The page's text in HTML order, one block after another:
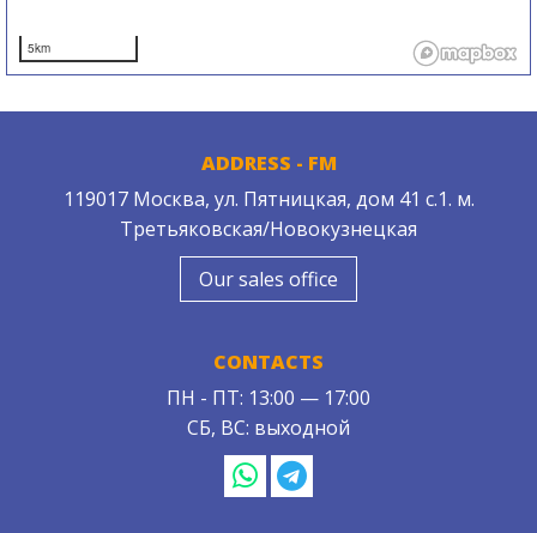
5km
ADDRESS - FM
119017 Москва, ул. Пятницкая, дом 41 с.1. м.
Третьяковская/Новокузнецкая
Our sales office
CONTACTS
ПН - ПТ: 13:00 — 17:00
СБ, ВС: выходной